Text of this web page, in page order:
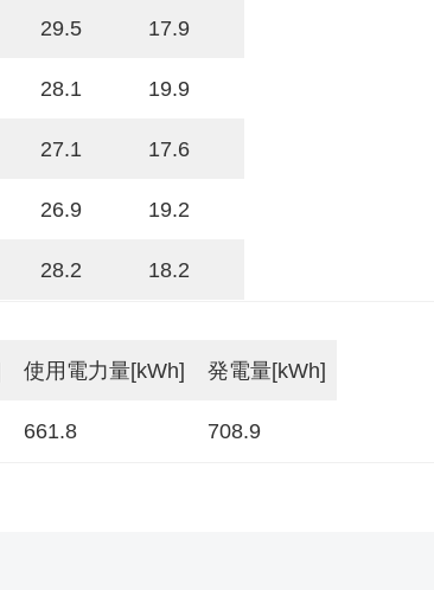
29.5 17.9
28.1 19.9
27.1 17.6
26.9 19.2
28.2 18.2
使用電力量[kWh] 発電量[kWh]
661.8 708.9